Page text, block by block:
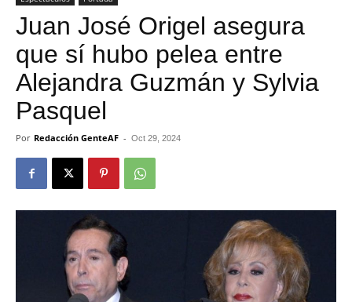
Juan José Origel asegura
que sí hubo pelea entre
Alejandra Guzmán y Sylvia
Pasquel
Por Redacción GenteAF - Oct 29, 2024